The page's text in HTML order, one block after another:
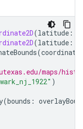
(latitude :
(latitude :
(coordinate
maps/
)
(bounds :